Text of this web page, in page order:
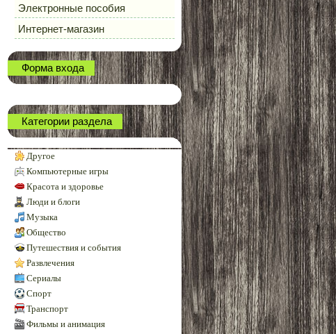
Электронные пособия
Интернет-магазин
Форма входа
Категории раздела
Другое
Компьютерные игры
Красота и здоровье
Люди и блоги
Музыка
Общество
Путешествия и события
Развлечения
Сериалы
Спорт
Транспорт
Фильмы и анимация